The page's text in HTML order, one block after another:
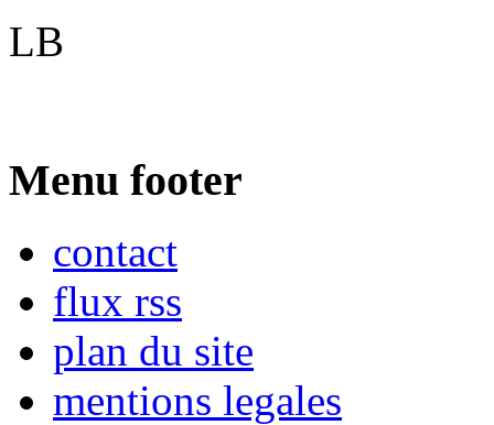
LB
Menu footer
contact
flux rss
plan du site
mentions legales